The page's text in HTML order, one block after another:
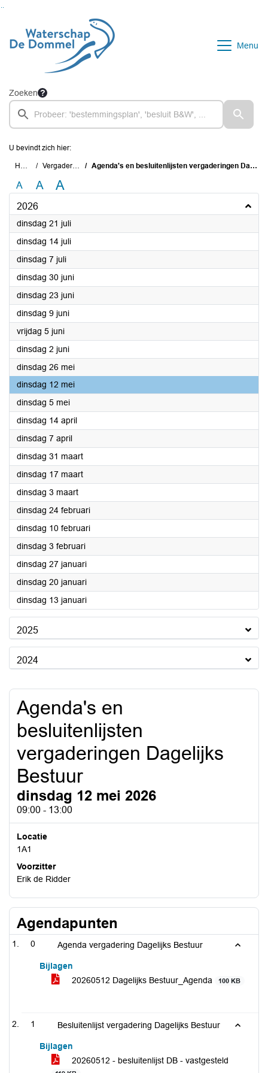
Menu
Zoeken
U bevindt zich hier:
Home Vergaderingen Agenda's en besluitenlijsten vergaderingen Dagelijks Bestuur
A A A
2026
dinsdag 21 juli2026
dinsdag 14 juli2026
dinsdag 7 juli2026
dinsdag 30 juni2026
dinsdag 23 juni2026
dinsdag 9 juni2026
vrijdag 5 juni2026
dinsdag 2 juni2026
dinsdag 26 mei2026
dinsdag 12 mei2026
dinsdag 5 mei2026
dinsdag 14 april2026
dinsdag 7 april2026
dinsdag 31 maart2026
dinsdag 17 maart2026
dinsdag 3 maart2026
dinsdag 24 februari2026
dinsdag 10 februari2026
dinsdag 3 februari2026
dinsdag 27 januari2026
dinsdag 20 januari2026
dinsdag 13 januari2026
2025
2024
Agenda's en
besluitenlijsten
vergaderingen Dagelijks
Bestuur
dinsdag 12 mei 2026
09:00 - 13:00
Locatie
1A1
Voorzitter
Erik de Ridder
Agendapunten
0 Agenda vergadering Dagelijks Bestuur
Bijlagen
20260512 Dagelijks Bestuur_Agenda
100 KB
1 Besluitenlijst vergadering Dagelijks Bestuur
Bijlagen
20260512 - besluitenlijst DB - vastgesteld